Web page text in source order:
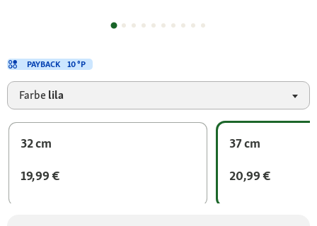
Farbe lila
32 cm
19,99 €
37 cm
20,99 €
PAYBACK 10 °P